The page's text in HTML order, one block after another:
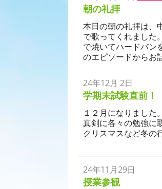
朝の礼拝
本日の朝の礼拝は、
で歌ってくれました
で焼いてハードパン
のエピソードからお
24年12月 2日
学期末試験直前！
１２月になりました
真剣に各々の勉強に
クリスマスなど冬
24年11月29日
授業参観